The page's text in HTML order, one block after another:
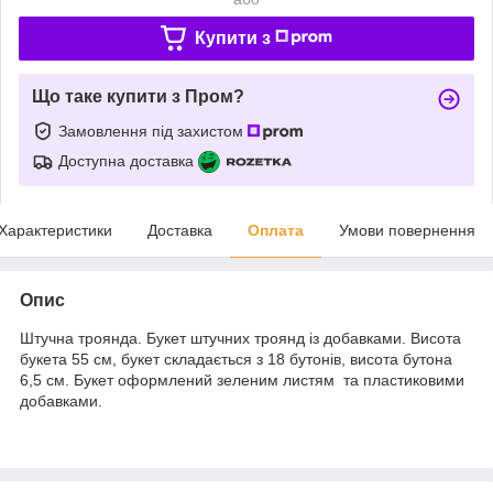
Купити з
Що таке купити з Пром?
Замовлення під захистом
Доступна доставка
Доставка Оплата Умови повернення
Опис
Штучна троянда. Букет штучних троянд із добавками. Висота
букета 55 см, букет складається з 18 бутонів, висота бутона
6,5 см. Букет оформлений зеленим листям та пластиковими
добавками.